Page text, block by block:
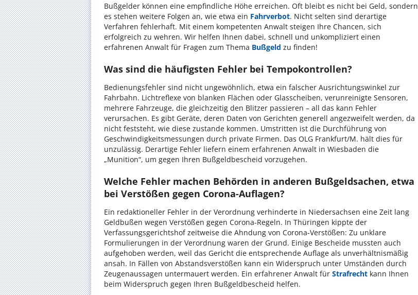
Bußgelder können eine empfindliche Höhe erreichen. Oft bleibt es nicht bei Geld, sondern
es stehen weitere Folgen an, wie etwa ein Fahrverbot. Nicht selten sind derartige
Verfahren fehlerhaft. Mit einem kompetenten Anwalt steigen Ihre Chancen, sich
erfolgreich zu wehren. Wir helfen Ihnen dabei, schnell und unkompliziert einen
erfahrenen Anwalt für Fragen zum Thema Bußgeld zu finden!
Was sind die häufigsten Fehler bei Tempokontrollen?
Bedienungsfehler sind nicht ungewöhnlich, etwa ein falscher Ausrichtungswinkel zur
Fahrbahn. Lichtreflexe von blanken Flächen oder Glasscheiben, verunreinigte Sensoren,
mehrere Fahrzeuge, die gleichzeitig den Blitzer passieren – all das kann Fehler
verursachen. Es gibt Geräte, deren Daten von Gerichten generell angezweifelt werden, da
nicht feststeht, wie diese zustande kommen. Umstritten ist die Durchführung von
Geschwindigkeitsmessungen durch private Firmen. Das OLG Frankfurt/M. hält dies für
unzulässig. Derartige Fehler liefern einem erfahrenen Anwalt in Wiesbaden die
„Munition“, um gegen Ihren Bußgeldbescheid vorzugehen.
Welche Fehler machen Behörden in anderen Bußgeldsachen, etwa
bei Verstößen gegen Corona-Auflagen?
Ein redaktioneller Fehler in der Verordnung verhinderte in Niedersachsen eine Zeit lang
Geldbußen wegen Verstößen gegen Corona-Regeln. In Thüringen kippte der
Verfassungsgerichtshof zeitweise die Ahndung von Corona-Verstößen: Zu unklare
Formulierungen in der Verordnung waren der Grund. Einige Bescheide mussten auch
aufgehoben werden, weil das Gericht die entsprechende Auflage als unverhältnismäßig
ansah. In Fällen von Abstandsverstößen kann ein Widerspruch unter Umständen durch
Zeugenaussagen untermauert werden. Ein erfahrener Anwalt für Strafrecht kann Ihnen
beim Widerspruch gegen Ihren Bußgeldbescheid helfen.